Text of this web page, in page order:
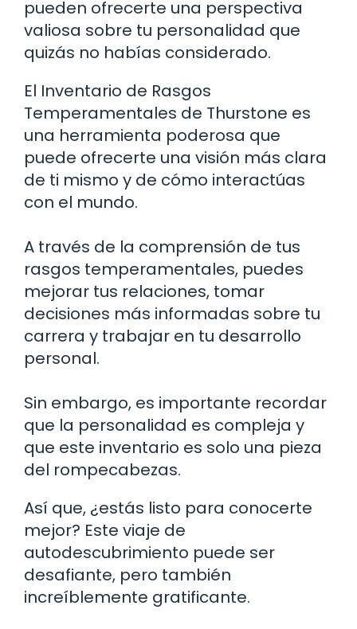
pueden ofrecerte una perspectiva
valiosa sobre tu personalidad que
quizás no habías considerado.
El Inventario de Rasgos
Temperamentales de Thurstone es
una herramienta poderosa que
puede ofrecerte una visión más clara
de ti mismo y de cómo interactúas
con el mundo.
A través de la comprensión de tus
rasgos temperamentales, puedes
mejorar tus relaciones, tomar
decisiones más informadas sobre tu
carrera y trabajar en tu desarrollo
personal.
Sin embargo, es importante recordar
que la personalidad es compleja y
que este inventario es solo una pieza
del rompecabezas.
Así que, ¿estás listo para conocerte
mejor? Este viaje de
autodescubrimiento puede ser
desafiante, pero también
increíblemente gratificante.